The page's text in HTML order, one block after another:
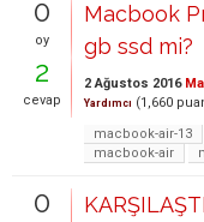
0
oy
2
cevap
Macbook
gb ssd mi?
2 Ağustos 2016
Yardımcı (1,660
macbook-air-13
macbook-air
0